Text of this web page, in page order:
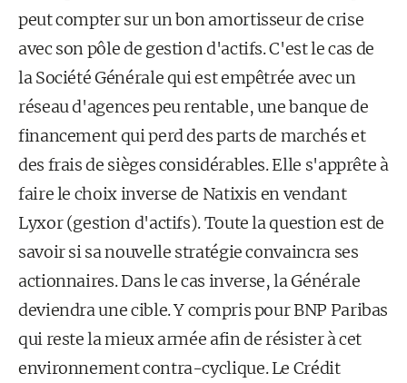
peut compter sur un bon amortisseur de crise
avec son pôle de gestion d'actifs. C'est le cas de
la Société Générale qui est empêtrée avec un
réseau d'agences peu rentable, une banque de
financement qui perd des parts de marchés et
des frais de sièges considérables. Elle s'apprête à
faire le choix inverse de Natixis en vendant
Lyxor (gestion d'actifs). Toute la question est de
savoir si sa nouvelle stratégie convaincra ses
actionnaires. Dans le cas inverse, la Générale
deviendra une cible. Y compris pour BNP Paribas
qui reste la mieux armée afin de résister à cet
environnement contra-cyclique. Le Crédit